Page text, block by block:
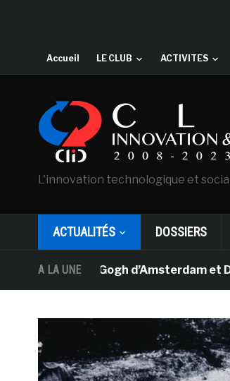
Accueil LE CLUB ACTIVITES
L'innovation technologique et
ACTUALITÉS DOSSIERS
A LA UNE
Van Gogh d’Amsterdam et DHL